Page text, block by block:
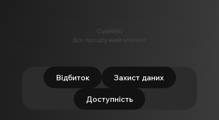
CubeWiki
Все про штучний інтелект
Відбиток Захист даних
Доступність